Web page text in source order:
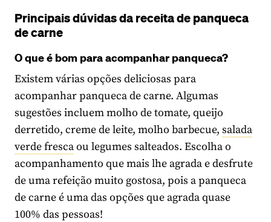
Principais dúvidas da receita de panqueca
de carne
O que é bom para acompanhar panqueca?
Existem várias opções deliciosas para
acompanhar panqueca de carne. Algumas
sugestões incluem molho de tomate, queijo
derretido, creme de leite, molho barbecue, salada
verde frescaou legumes salteados. Escolha o
acompanhamento que mais lhe agrada e desfrute
de uma refeição muito gostosa, pois a panqueca
de carne é uma das opções que agrada quase
100% das pessoas!